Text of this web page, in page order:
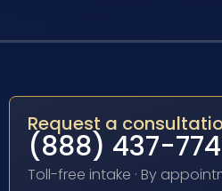
Request a
(888) 437-
Toll-free intake · By